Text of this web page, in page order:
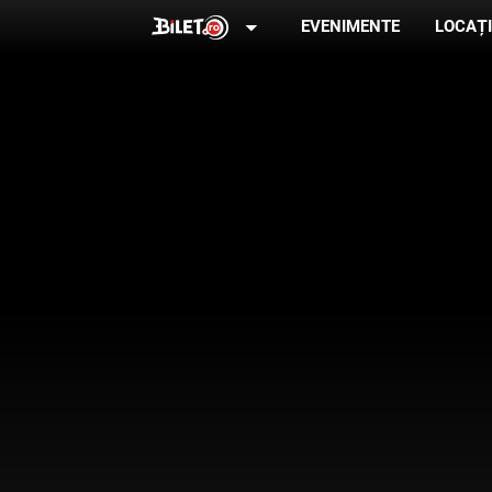
arrow_drop_down EVENIMENTE